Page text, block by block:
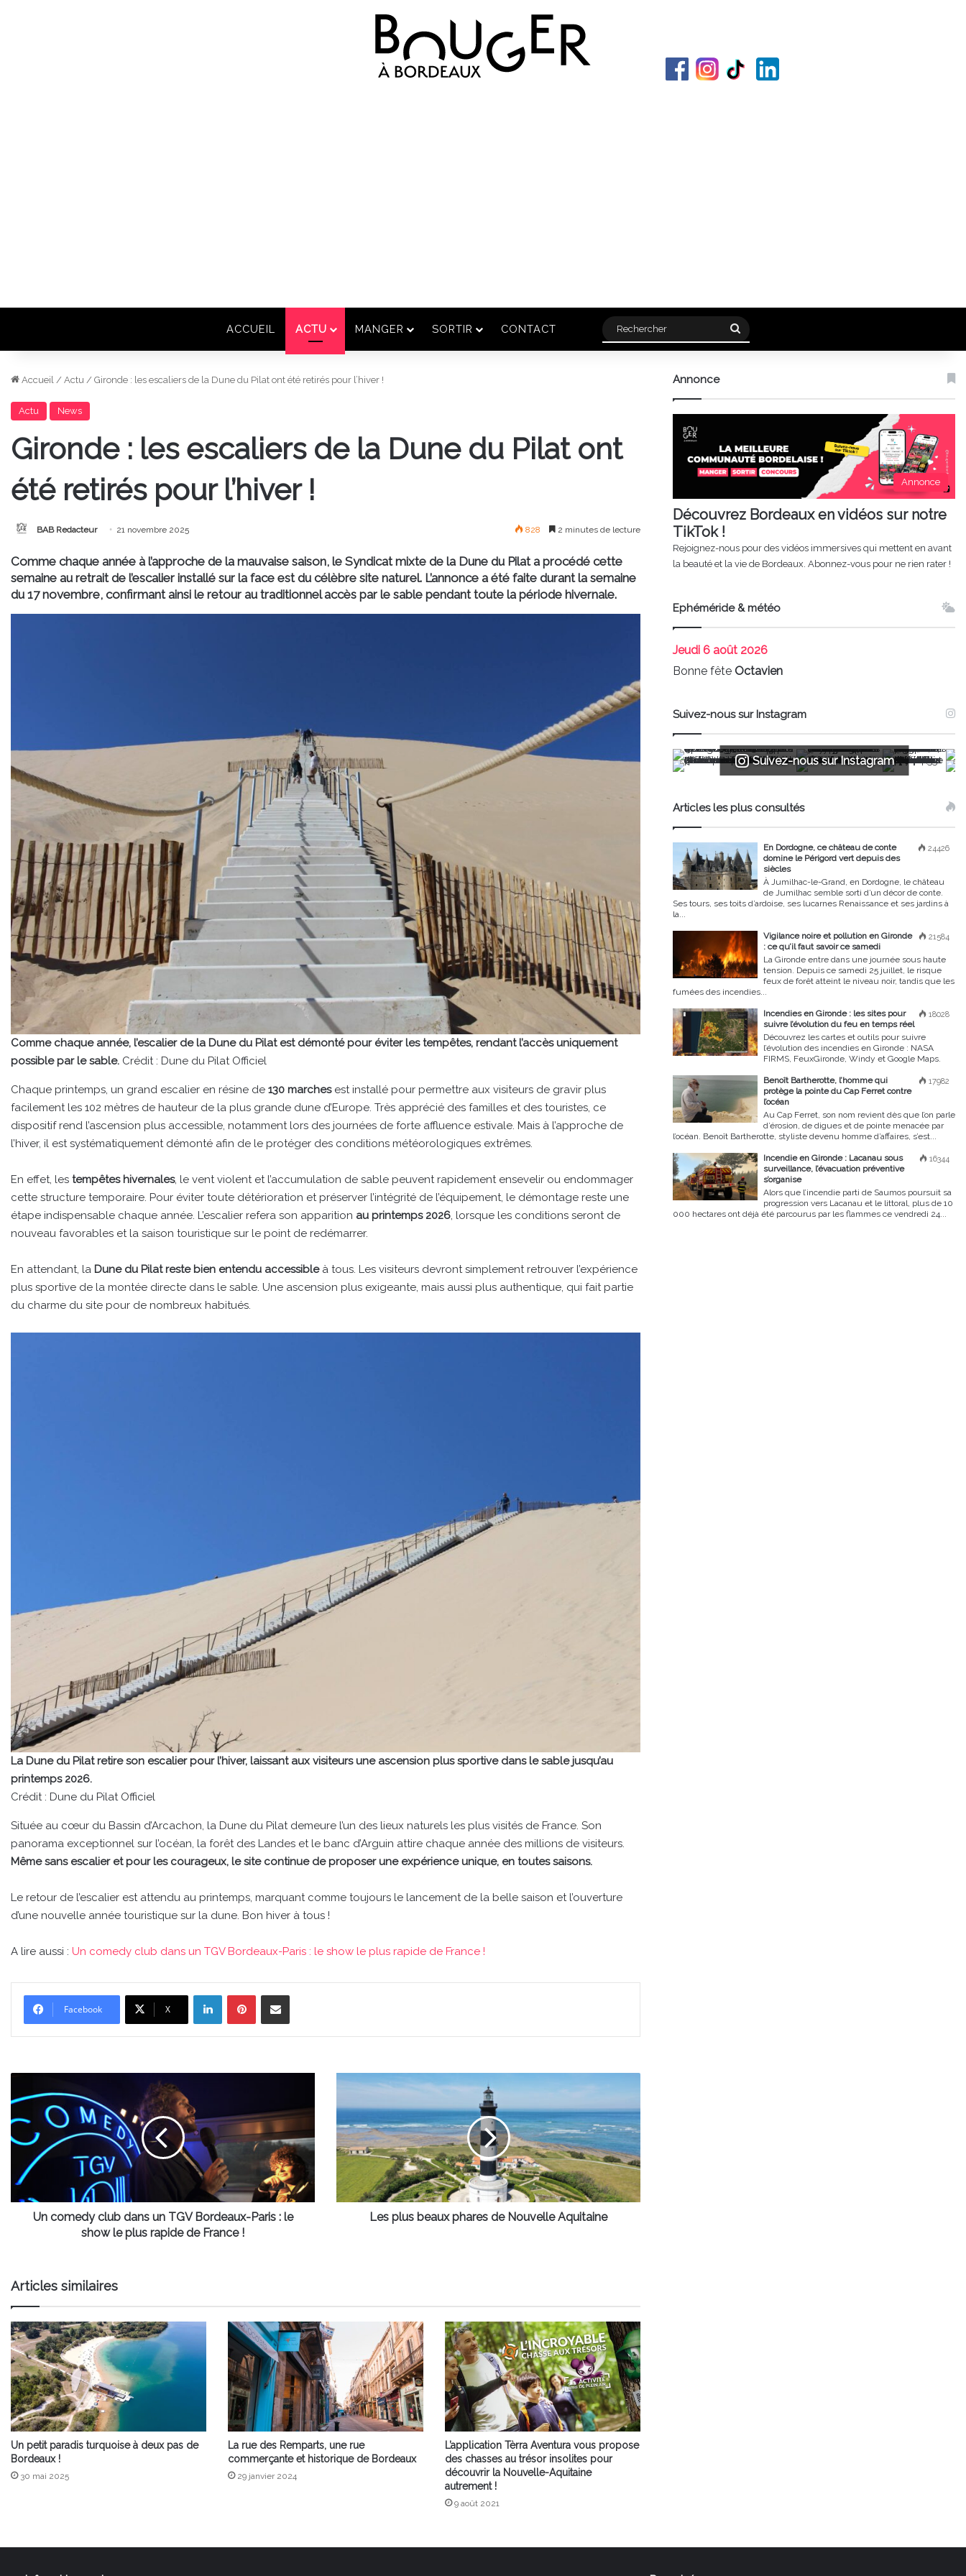
ACCUEIL ACTU MANGER SORTIR CONTACT Rechercher
Accueil / Actu / Gironde : les escaliers de la Dune du Pilat ont été retirés pour l’hiver !
Actu News
Gironde : les escaliers de la Dune du Pilat ont
été retirés pour l’hiver !
BAB Redacteur 21 novembre 2025 828 2 minutes de lecture
Comme chaque année à l’approche de la mauvaise saison, le Syndicat mixte de la Dune du Pilata procédé cette
semaine au retrait de l’escalier installé sur la face est du célèbre site naturel. L’annonce a été faite durant la semaine
du 17 novembre, confirmant ainsi le retour au traditionnel accès par le sable pendant toute la période hivernale.
Comme chaque année, l’escalier de la Dune du Pilat est démonté pour éviter les tempêtes, rendant l’accès uniquement
possible par le sable. Crédit : Dune du Pilat Officiel
Chaque printemps, un grand escalier en résine de 130 marchesest installé pour permettre aux visiteurs de gravir plus
facilement les 102 mètres de hauteur de la plus grande dune d’Europe. Très apprécié des familles et des touristes, ce
dispositif rend l’ascension plus accessible, notamment lors des journées de forte affluence estivale. Mais à l’approche de
l’hiver, il est systématiquement démonté afin de le protéger des conditions météorologiques extrêmes.
En effet, les tempêtes hivernales, le vent violent et l’accumulation de sable peuvent rapidement ensevelir ou endommager
cette structure temporaire. Pour éviter toute détérioration et préserver l’intégrité de l’équipement, le démontage reste une
étape indispensable chaque année. L’escalier refera son apparition au printemps 2026, lorsque les conditions seront de
nouveau favorables et la saison touristique sur le point de redémarrer.
En attendant, la Dune du Pilat reste bien entendu accessibleà tous. Les visiteurs devront simplement retrouver l’expérience
plus sportive de la montée directe dans le sable. Une ascension plus exigeante, mais aussi plus authentique, qui fait partie
du charme du site pour de nombreux habitués.
La Dune du Pilat retire son escalier pour l’hiver, laissant aux visiteurs une ascension plus sportive dans le sable jusqu’au
printemps 2026.
Crédit : Dune du Pilat Officiel
Située au cœur du Bassin d’Arcachon, la Dune du Pilat demeure l’un des lieux naturels les plus visités de France. Son
panorama exceptionnel sur l’océan, la forêt des Landes et le banc d’Arguin attire chaque année des millions de visiteurs.
Même sans escalier et pour les courageux, le site continue de proposer une expérience unique, en toutes saisons.
Le retour de l’escalier est attendu au printemps, marquant comme toujours le lancement de la belle saison et l’ouverture
d’une nouvelle année touristique sur la dune. Bon hiver à tous !
A lire aussi : Un comedy club dans un TGV Bordeaux-Paris : le show le plus rapide de France !
Facebook X
LinkedinPinterestPartager par email
comedy
club
dans
un
Bordeaux-
Paris
:
de
France
!
Un comedy club dans un TGV Bordeaux-Paris : le
show le plus rapide de France !
Les
beaux
phares
de
Nouvelle
Aquitaine
Les plus beaux phares de Nouvelle Aquitaine
Articles similaires
Un petit paradis turquoise à deux pas de
Bordeaux !
30 mai 2025
La rue des Remparts, une rue
commerçante et historique de Bordeaux
29 janvier 2024
L’application Tèrra Aventura vous propose
des chasses au trésor insolites pour
découvrir la Nouvelle-Aquitaine
autrement !
9 août 2021
Annonce
Annonce
Découvrez Bordeaux en vidéos sur notre
TikTok !
Rejoignez-nous pour des vidéos immersives qui mettent en avant
la beauté et la vie de Bordeaux. Abonnez-vous pour ne rien rater !
Ephéméride & météo
Jeudi 6 août 2026
Bonne fête Octavien
Suivez-nous sur Instagram
Suivez-nous sur Instagram
Articles les plus consultés
24426
En Dordogne, ce château de conte
domine le Périgord vert depuis des
siècles
À Jumilhac-le-Grand, en Dordogne, le château
de Jumilhac semble sorti d’un décor de conte.
Ses tours, ses toits d’ardoise, ses lucarnes Renaissance et ses jardins à
la...
21584
Vigilance noire et pollution en Gironde
: ce qu’il faut savoir ce samedi
La Gironde entre dans une journée sous haute
tension. Depuis ce samedi 25 juillet, le risque
feux de forêt atteint le niveau noir, tandis que les
fumées des incendies...
18028
Incendies en Gironde : les sites pour
suivre l’évolution du feu en temps réel
Découvrez les cartes et outils pour suivre
l’évolution des incendies en Gironde : NASA
FIRMS, FeuxGironde, Windy et Google Maps.
17982
Benoît Bartherotte, l’homme qui
protège la pointe du Cap Ferret contre
l’océan
Au Cap Ferret, son nom revient dès que l’on parle
d’érosion, de digues et de pointe menacée par
l’océan. Benoît Bartherotte, styliste devenu homme d’affaires, s’est...
16344
Incendie en Gironde : Lacanau sous
surveillance, l’évacuation préventive
s’organise
Alors que l’incendie parti de Saumos poursuit sa
progression vers Lacanau et le littoral, plus de 10
000 hectares ont déjà été parcourus par les flammes ce vendredi 24...